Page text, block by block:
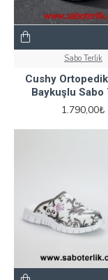
Sabo Terlik
Cushy
Baykuşlu Sabo
1.790,00₺